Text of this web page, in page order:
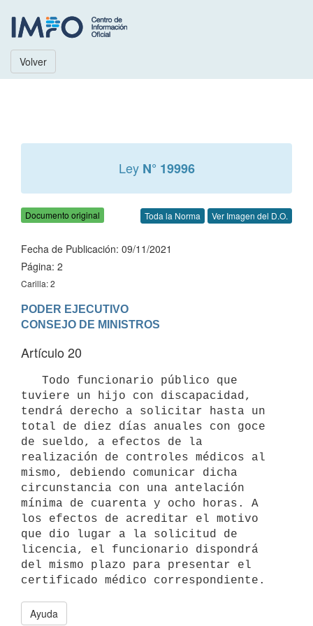
Volver
Ley N° 19996
Documento original Toda la Norma Ver Imagen del D.O.
Fecha de Publicación: 09/11/2021
Página: 2
Carilla: 2
PODER EJECUTIVO
Artículo 20
tuviere un hijo con discapacidad,
tendrá derecho a solicitar hasta un
total de diez días anuales con goce
de sueldo, a efectos de la
realización de controles médicos al
mismo, debiendo comunicar dicha
circunstancia con una antelación
mínima de cuarenta y ocho horas. A
los efectos de acreditar el motivo
que dio lugar a la solicitud de
licencia, el funcionario dispondrá
del mismo plazo para presentar el
Ayuda